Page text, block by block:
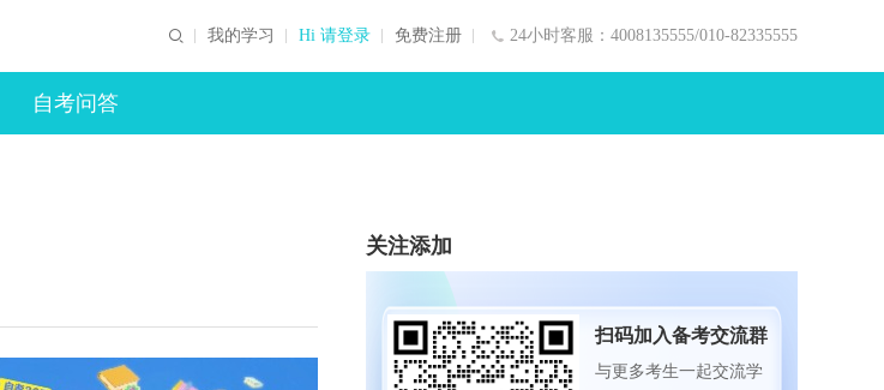
24小时客服：4008135555/010-82335555
我的学习 Hi 请登录 免费注册
自考问答
关注添加
扫码加入备考交流群
与更多考生一起交流学